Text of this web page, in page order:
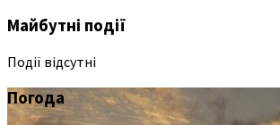
Майбутні події
Події відсутні
Погода